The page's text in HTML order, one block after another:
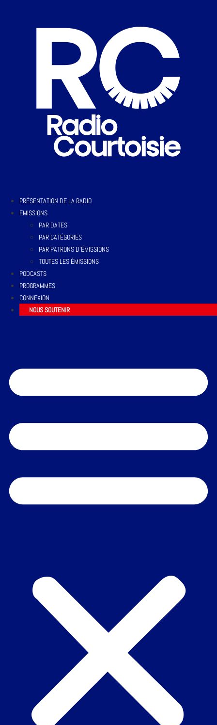
PRÉSENTATION DE LA RADIO
EMISSIONS
PAR DATES
PAR CATÉGORIES
PAR PATRONS D’ÉMISSIONS
TOUTES LES ÉMISSIONS
PODCASTS
PROGRAMMES
CONNEXION
NOUS SOUTENIR